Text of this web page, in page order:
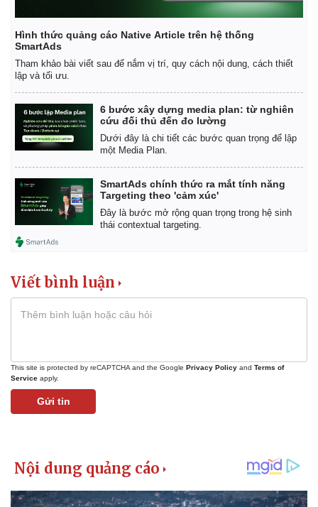
Kinh tế
Bất động sản
Khởi nghiệp
Thị trường
Giá vàng
Tỷ giá
Chứng khoán
Giá cà phê
Hình thức quảng cáo Native Article trên hệ thống
SmartAds
Tham khảo bài viết sau để nắm vị trí, quy cách nội dung, cách thiết
lập và tối ưu.
6 bước xây dựng media plan: từ nghiên
cứu đối thủ đến đo lường
Dưới đây là chi tiết các bước quan trọng để lập
một Media Plan.
SmartAds chính thức ra mắt tính năng
Targeting theo 'cảm xúc'
Đây là bước mở rộng quan trọng trong hệ sinh
thái contextual targeting.
Viết bình luận
This site is protected by reCAPTCHA and the Google Privacy Policy and Terms of
Service apply.
Gửi tin